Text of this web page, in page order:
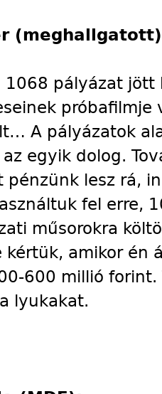
pályázat
próbafilmje
A pályázatok
egyik dolog.
pénzünk lesz rá,
fel erre,
műsorokra
kértük, amikor én
600 millió forint.
lyukakat.